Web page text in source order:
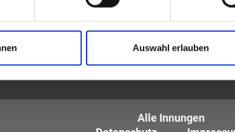
Auswahl erlauben
und Optometristen (ZVA)
Mitglieder sind die
des Augenoptikerhandwerks.
Alle Innungen